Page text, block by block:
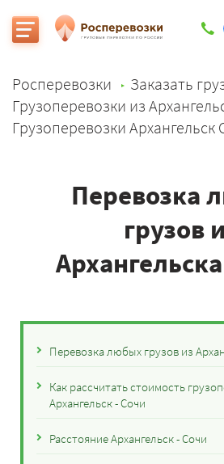
Росперевозки
Заказать
Грузоперевозки из
Грузоперевозки Архангельск
Перевозка
грузов
Перевозка любых грузов из
Как рассчитать стоимость
Архангельск - Сочи
Расстояние Архангельск - Сочи